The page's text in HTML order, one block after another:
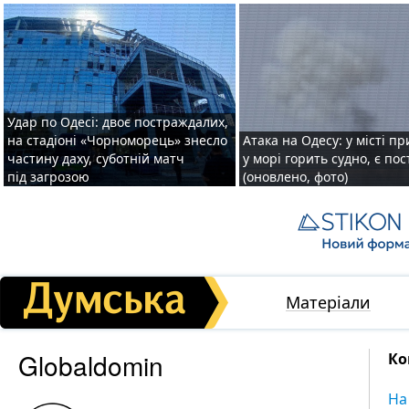
Удар по Одесі: двоє постраждалих,
на стадіоні «Чорноморець» знесло
частину даху, суботній матч
під загрозою
Атака на Одесу: у місті
у морі горить судно, є
(оновлено, фото)
Матеріали
Globaldomin